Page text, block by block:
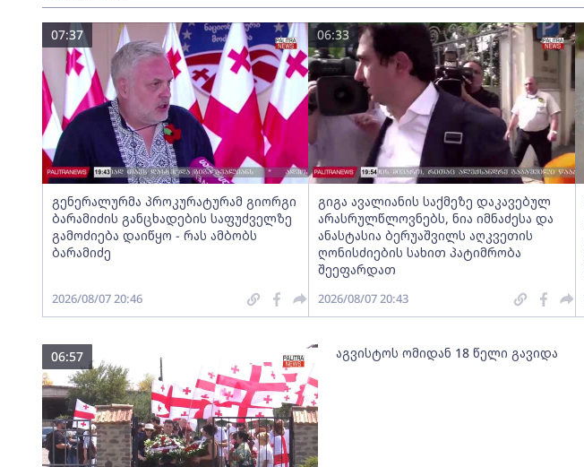
გენერალურმა პროკურატურამ გიორგი
ბარამიძის განცხადების საფუძველზე
გამოძიება დაიწყო - რას ამბობს
ბარამიძე
07:37
2026/08/07 20:46
გიგა ავალიანის საქმეზე დაკავებულ
არასრულწლოვნებს, ნია იმნაძესა და
ანასტასია ბერუაშვილს აღკვეთის
ღონისძიების სახით პატიმრობა
შეეფარდათ
06:33
2026/08/07 20:43
აგვისტოს ომიდან 18 წელი გავიდა
06:57